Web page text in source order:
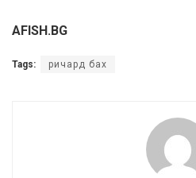
AFISH.BG
Tags: ричард бах